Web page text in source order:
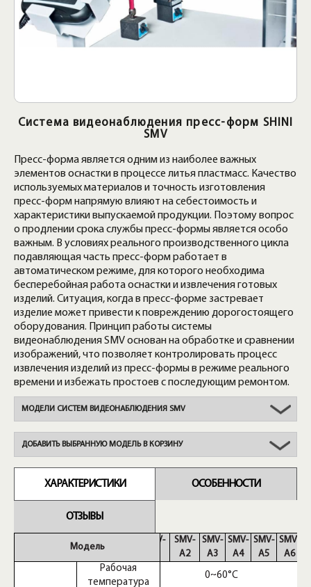
МОДЕЛИ СИСТЕМ ВИДЕОНАБЛЮДЕНИЯ SMV
Система видеонаблюдения пресс-форм SHINI
SMV
Пресс-форма является одним из наиболее важных
элементов оснастки в процессе литья пластмасс. Качество
используемых материалов и точность изготовления
пресс-форм напрямую влияют на себестоимость и
характеристики выпускаемой продукции. Поэтому вопрос
о продлении срока службы пресс-формы является особо
важным. В условиях реального производственного цикла
подавляющая часть пресс-форм работает в
автоматическом режиме, для которого необходима
бесперебойная работа оснастки и извлечения готовых
изделий. Ситуация, когда в пресс-форме застревает
изделие может привести к повреждению дорогостоящего
оборудования. Принцип работы системы
видеонаблюдения SMV основан на обработке и сравнении
изображений, что позволяет контролировать процесс
извлечения изделий из пресс-формы в режиме реального
времени и избежать простоев с последующим ремонтом.
ДОБАВИТЬ ВЫБРАННУЮ МОДЕЛЬ В КОРЗИНУ
ХАРАКТЕРИСТИКИ ОСОБЕННОСТИ
ОТЗЫВЫ
Модель
Рабочая
температура
SMV-
SMV-
A2
SMV-
A3
SMV-
A4
SMV-
A5
SMV-
A6
0~60°C